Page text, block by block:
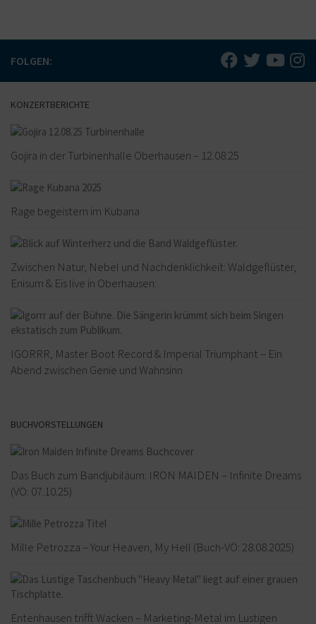
FOLGEN:
KONZERTBERICHTE
Gojira in der Turbinenhalle Oberhausen – 12.08.25
Rage begeistern im Kubana
Zwischen Natur, Nebel und Nachdenklichkeit: Waldgeflüster,
Enisum & Eïs live in Oberhausen:
IGORRR, Master Boot Record & Imperial Triumphant – Ein
Abend zwischen Genie und Wahnsinn
BUCHVORSTELLUNGEN
Das Buch zum Bandjubiläum: IRON MAIDEN – Infinite Dreams
(VÖ: 07.10.25)
Mille Petrozza – Your Heaven, My Hell (Buch-VÖ: 28.08.2025)
Entenhausen trifft Wacken – Marketing-Metal im Lustigen